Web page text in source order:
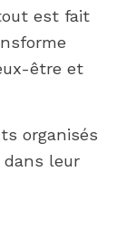
est fait
être et
organisés
leur